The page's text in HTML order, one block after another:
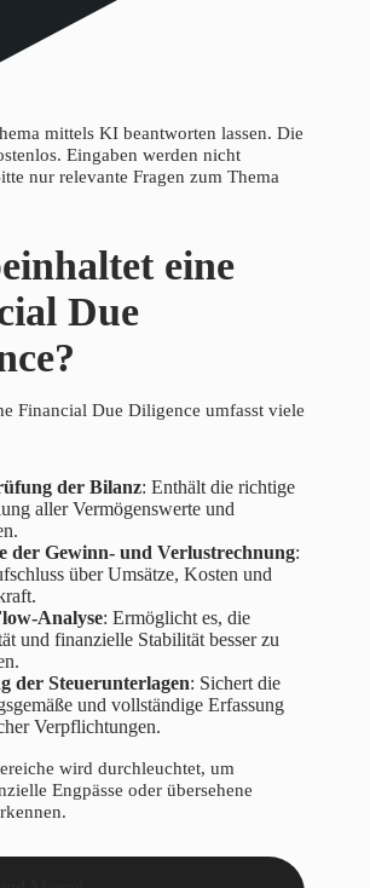
mittels KI beantworten lassen. Die
Eingaben werden nicht
nur relevante Fragen zum Thema
eine
Due
Financial Due Diligence umfasst viele
der Bilanz: Enthält die richtige
aller Vermögenswerte und
der Gewinn- und Verlustrechnung:
über Umsätze, Kosten und
Analyse: Ermöglicht es, die
und finanzielle Stabilität besser zu
der Steuerunterlagen: Sichert die
und vollständige Erfassung
Verpflichtungen.
wird durchleuchtet, um
Engpässe oder übersehene